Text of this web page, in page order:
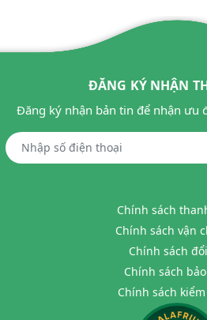
ĐĂNG KÝ NHẬN
Đăng ký nhận bản tin để nhận ưu
Chính sách
Chính sách vận
Chính sách
Chính sách
Chính sách